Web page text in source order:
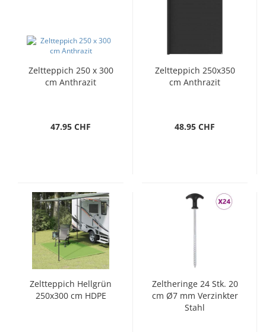
Zeltteppich 250 x 300
cm Anthrazit
47.95 CHF
Zeltteppich 250x350
cm Anthrazit
48.95 CHF
Zeltteppich Hellgrün
250x300 cm HDPE
Zeltheringe 24 Stk. 20
cm Ø7 mm Verzinkter
Stahl